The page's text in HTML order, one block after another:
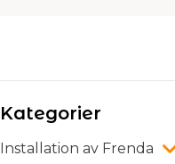
Kategorier
Installation av Frenda